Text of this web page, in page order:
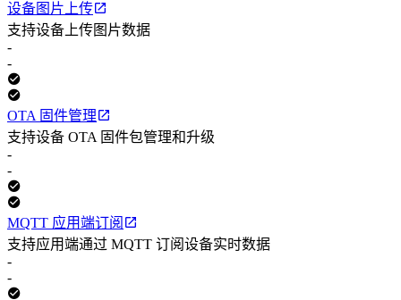
设备图片上传
支持设备上传图片数据
-
-
OTA 固件管理
支持设备 OTA 固件包管理和升级
-
-
MQTT 应用端订阅
支持应用端通过 MQTT 订阅设备实时数据
-
-